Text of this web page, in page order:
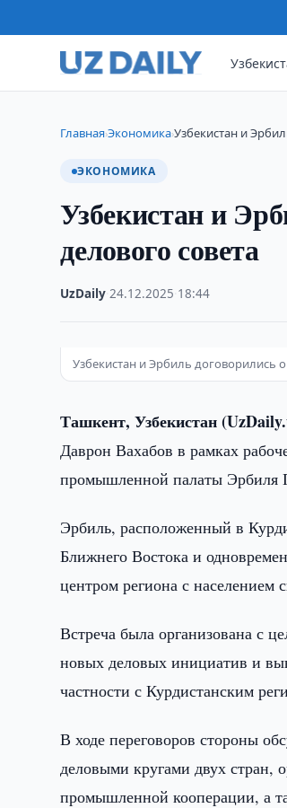
Главная›Экономика›Узбекистан и
ЭКОНОМИКА
Узбекистан и
делового совета
UzDaily ·24.12.2025 18:44
Узбекистан и Эрбиль договорились
Ташкент, Узбекистан
Даврон Вахабов в рамках
промышленной палаты Эрбиля
Эрбиль, расположенный в
Ближнего Востока и
центром региона с населением
Встреча была организована с
новых деловых инициатив и
частности с Курдистанским
В ходе переговоров стороны
деловыми кругами двух стран,
промышленной кооперации, а